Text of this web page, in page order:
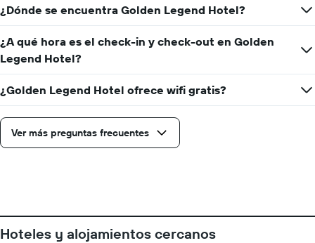
de
El
gráfico
muestra
1
X
que
indica
El
gráfico
¿Dónde se encuentra Golden Legend Hotel?
¿A qué hora es el check-in y check-out en Golden
Legend Hotel?
¿Golden Legend Hotel ofrece wifi gratis?
Ver más preguntas frecuentes
Hoteles y alojamientos cercanos